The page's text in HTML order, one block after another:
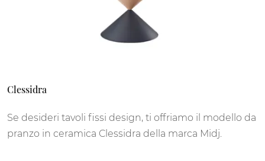
Clessidra
Se desideri tavoli fissi design, ti offriamo il modello da
pranzo in ceramica Clessidra della marca Midj.